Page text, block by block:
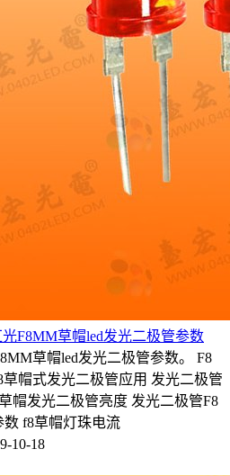
F8MM草帽led发光二极管参数
草帽led发光二极管参数。 F8
帽式发光二极管应用 发光二极管
帽发光二极管亮度 发光二极管F8
f8草帽灯珠电流
10-18